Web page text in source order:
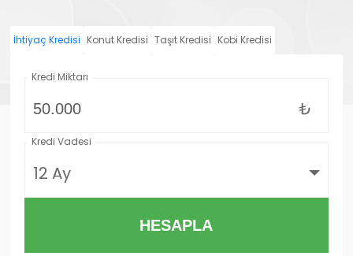
İhtiyaç Kredisi Konut Kredisi Taşıt Kredisi Kobi Kredisi
Kredi Miktarı
Kredi Vadesi
12 Ay
HESAPLA